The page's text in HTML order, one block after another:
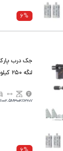
6%
لنگه 250 کیلوگرم
220V
300KG
2.5M100تردد